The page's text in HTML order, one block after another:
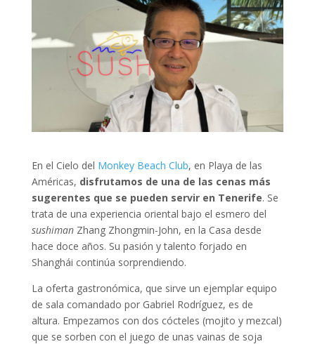
En el Cielo del Monkey Beach Club, en Playa de las
Américas, disfrutamos de una de las cenas más
sugerentes que se pueden servir en Tenerife. Se
trata de una experiencia oriental bajo el esmero del
sushimanZhang Zhongmin-John, en la Casa desde
hace doce años. Su pasión y talento forjado en
Shanghái continúa sorprendiendo.
La oferta gastronómica, que sirve un ejemplar equipo
de sala comandado por Gabriel Rodríguez, es de
altura. Empezamos con dos cócteles (mojito y mezcal)
que se sorben con el juego de unas vainas de soja